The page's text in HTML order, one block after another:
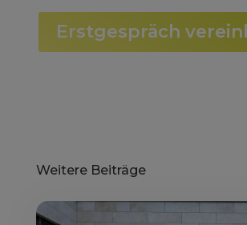
Erstgespräch
Weitere Beiträge